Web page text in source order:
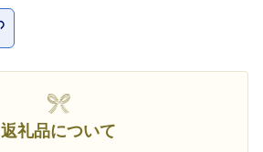
返礼品について